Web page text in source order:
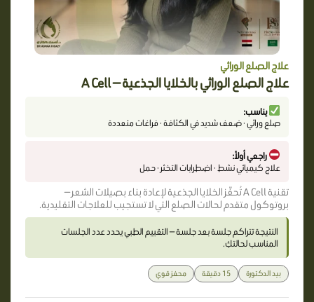
علاج الصلع الوراثي
علاج الصلع الوراثي بالخلايا الجذعية — A Cell
يناسب:
صلع وراثي · ضعف شديد في الكثافة · فراغات متعددة
راجعي أولاً:
علاج كيميائي نشط · اضطرابات التخثر · حمل
تقنية A Cell تُحفّز الخلايا الجذعية لإعادة بناء بصيلات الشعر —
بروتوكول متقدم لحالات الصلع التي لا تستجيب للعلاجات التقليدية.
النتيجة تتراكم جلسة بعد جلسة — التقييم الطبي يحدد عدد الجلسات
المناسب لحالتكِ.
بيد الدكتورة 15 دقيقة محفز قوي